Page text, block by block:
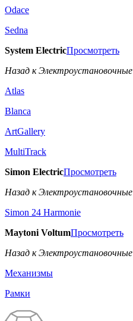
Odace
Sedna
System ElectricПросмотреть
Назад к Электроустановочные
Atlas
Blanca
ArtGallery
MultiTrack
Simon ElectricПросмотреть
Назад к Электроустановочные
Simon 24 Harmonie
Maytoni VoltumПросмотреть
Назад к Электроустановочные
Механизмы
Рамки